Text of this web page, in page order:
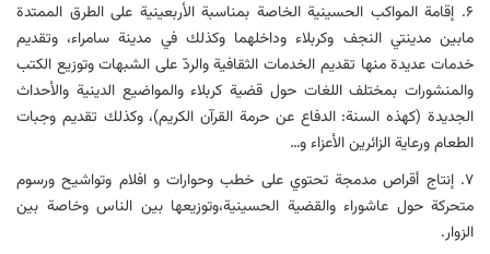
۶. إقامة المواكب الحسینیة الخاصة بمناسبة الأربعینیة علی الطرق الممتدة
مابین مدینتي النجف وكربلاء وداخلهما وكذلك في مدینة سامراء، وتقدیم
خدمات عدیدة منها تقدیم الخدمات الثقافیة والردّ علی الشبهات وتوزیع الكتب
والمنشورات بمختلف اللغات حول قضیة کربلاء والمواضیع الدینیة والأحداث
الجدیدة (کهذه السنة: الدفاع عن حرمة القرآن الکریم)، وكذلك تقدیم وجبات
الطعام ورعایة الزائرین الأعزاء و…
۷. إنتاج أقراص مدمجة تحتوي علی خطب وحوارات و افلام وتواشیح ورسوم
متحركة حول عاشوراء والقضیة الحسینیة،وتوزیعها بین الناس وخاصة بین
الزوار.